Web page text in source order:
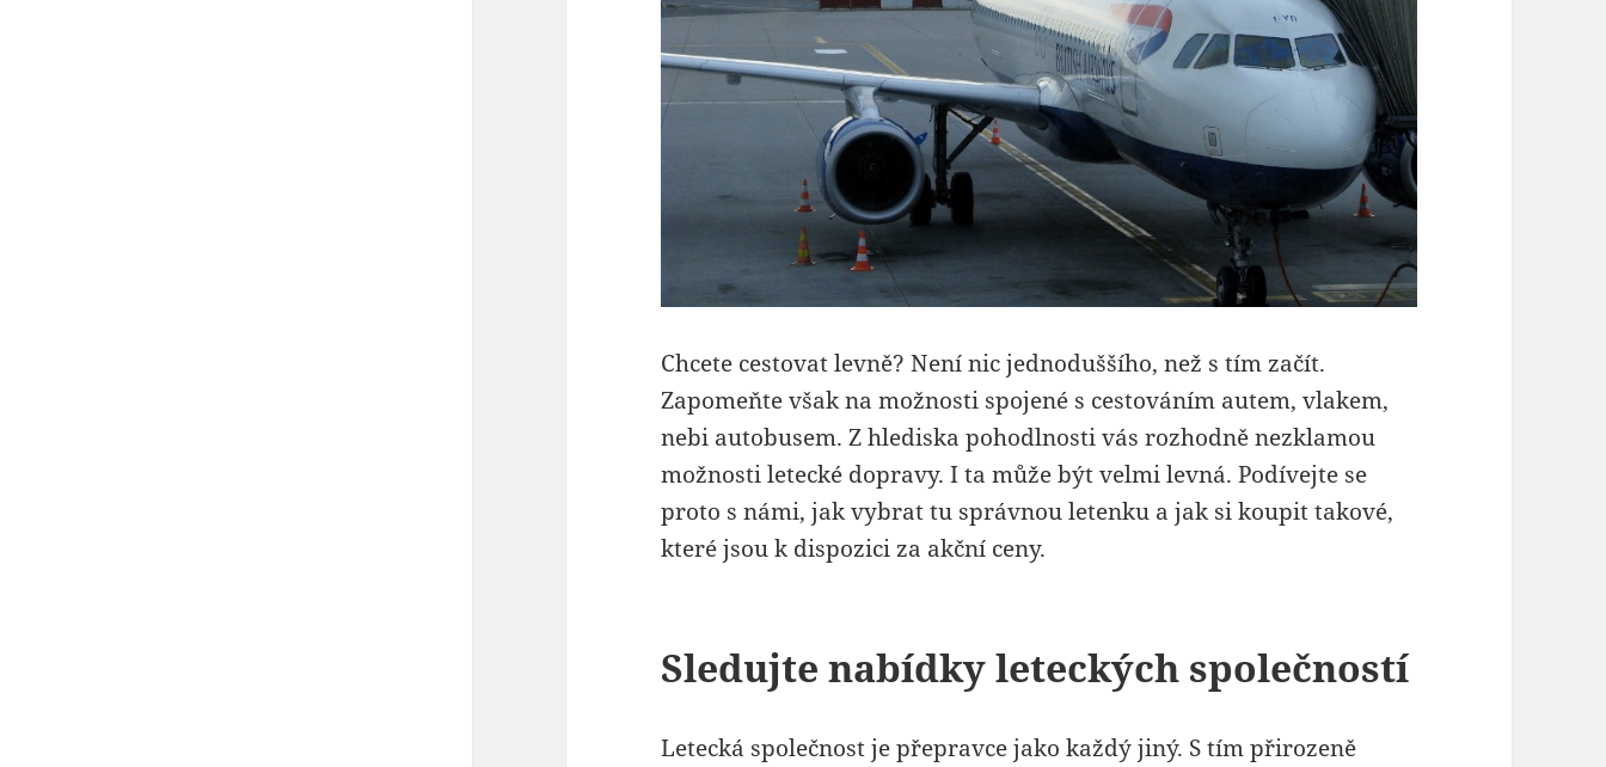
Chcete cestovat levně? Není nic jednoduššího, než s tím začít.
Zapomeňte však na možnosti spojené s cestováním autem, vlakem,
nebi autobusem. Z hlediska pohodlnosti vás rozhodně nezklamou
možnosti letecké dopravy. I ta může být velmi levná. Podívejte se
proto s námi, jak vybrat tu správnou letenku a jak si koupit takové,
které jsou k dispozici za akční ceny.
Sledujte nabídky leteckých společností
Letecká společnost je přepravce jako každý jiný. S tím přirozeně